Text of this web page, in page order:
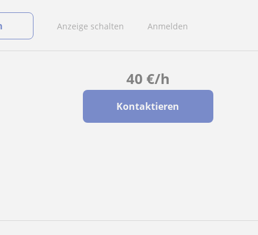
Anzeige schalten Anmelden
40 €/h
Kontaktieren